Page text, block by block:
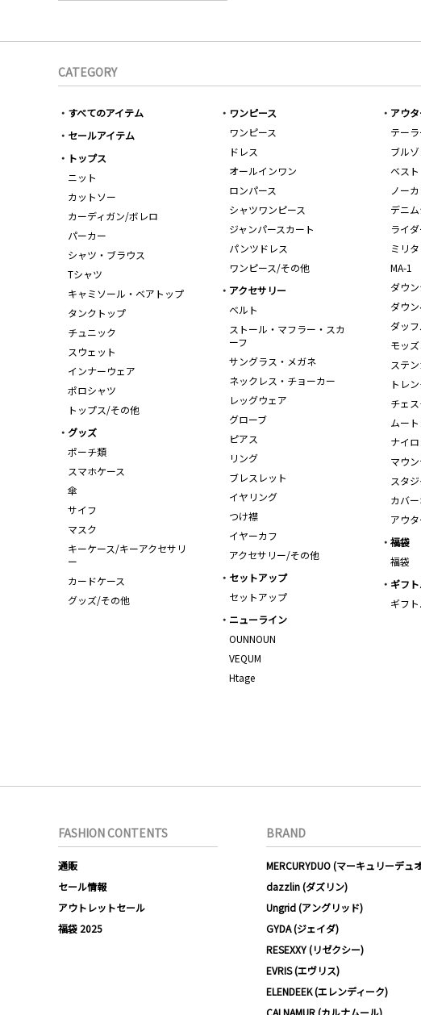
CATEGORY
すべてのアイテム
セールアイテム
トップス
ニット
カットソー
カーディガン/ボレロ
パーカー
シャツ・ブラウス
Tシャツ
キャミソール・ベアトップ
タンクトップ
チュニック
スウェット
インナーウェア
ポロシャツ
トップス/その他
ワンピース
ワンピース
ドレス
オールインワン
ロンパース
シャツワンピース
ジャンパースカート
パンツドレス
ワンピース/その他
アウ
テー
ブル
ベスト
ノー
デニ
ライ
ミリ
MA-1
ダウ
ダウ
ダッ
モッ
ステ
トレ
チェ
ムー
ナイ
マウ
スタ
カバ
アウ
アクセサリー
ベルト
ストール・マフラー・スカ
ーフ
サングラス・メガネ
ネックレス・チョーカー
レッグウェア
グローブ
ピアス
リング
ブレスレット
イヤリング
つけ襟
イヤーカフ
アクセサリー/その他
グッズ
ポーチ類
スマホケース
傘
サイフ
マスク
キーケース/キーアクセサリ
ー
カードケース
グッズ/その他
福袋
福袋
セットアップ
セットアップ
ギフ
ギフ
ニューライン
OUNNOUN
VEQUM
Htage
FASHION CONTENTS
通販
セール情報
アウトレットセール
福袋 2025
BRAND
MERCURYDUO (マーキュリーデュ
dazzlin (ダズリン)
Ungrid (アングリッド)
GYDA (ジェイダ)
RESEXXY (リゼクシー)
EVRIS (エヴリス)
ELENDEEK (エレンディーク)
CALNAMUR (カルナムール)